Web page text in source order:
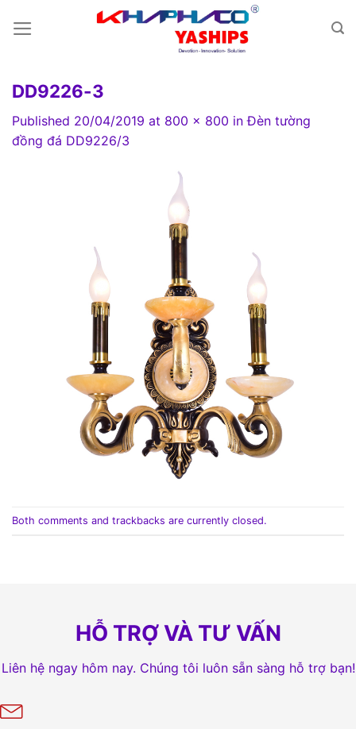
DD9226-3
Published 20/04/2019 at 800 × 800 inĐèn tường
đồng đá DD9226/3
Both comments and trackbacks are currently closed.
HỖ TRỢ VÀ TƯ VẤN
Liên hệ ngay hôm nay. Chúng tôi luôn sẵn sàng hỗ trợ bạn!